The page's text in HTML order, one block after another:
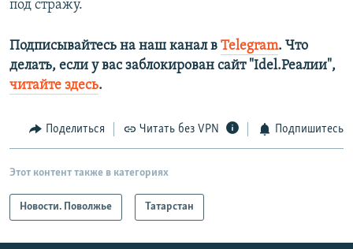
под стражу.
Подписывайтесь на наш канал в Telegram. Что
делать, если у вас заблокирован сайт "Idel.Реалии",
читайте здесь.
Поделиться Читать без VPN Подпишитесь
Этот контент также в категориях
Новости. Поволжье Татарстан